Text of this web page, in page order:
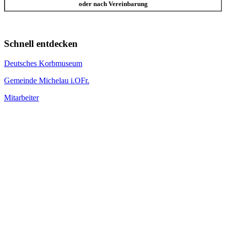
oder nach Vereinbarung
Schnell entdecken
Deutsches Korbmuseum
Gemeinde Michelau i.OFr.
Mitarbeiter